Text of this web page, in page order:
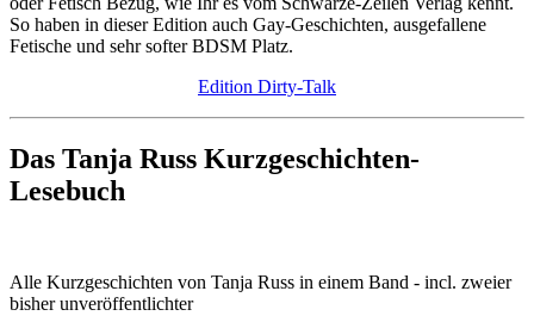
So haben in dieser Edition auch Gay-Geschichten, ausgefallene
Fetische und sehr softer BDSM Platz.
Edition Dirty-Talk
Das Tanja Russ Kurzgeschichten-
Lesebuch
Alle Kurzgeschichten von Tanja Russ in einem Band - incl. zweier
bisher unveröffentlichter